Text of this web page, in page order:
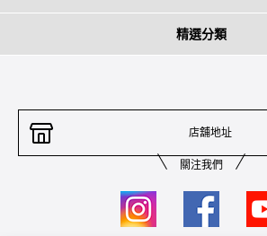
精選分類
店舖地址
關注我們